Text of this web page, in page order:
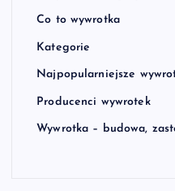
Co to wywrotka
Kategorie
Najpopularniejsze
Producenci wywrotek
Wywrotka – budowa,